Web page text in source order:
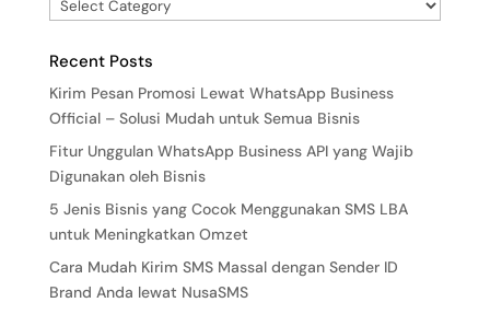
Recent Posts
Kirim Pesan Promosi Lewat WhatsApp Business
Official – Solusi Mudah untuk Semua Bisnis
Fitur Unggulan WhatsApp Business API yang Wajib
Digunakan oleh Bisnis
5 Jenis Bisnis yang Cocok Menggunakan SMS LBA
untuk Meningkatkan Omzet
Cara Mudah Kirim SMS Massal dengan Sender ID
Brand Anda lewat NusaSMS